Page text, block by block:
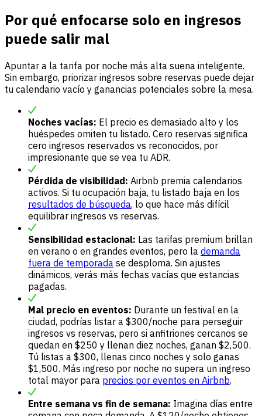
Por qué enfocarse solo en ingresos
puede salir mal
Apuntar a la tarifa por noche más alta suena inteligente.
Sin embargo, priorizar ingresos sobre reservas puede dejar
tu calendario vacío y ganancias potenciales sobre la mesa.
Noches vacías: El precio es demasiado alto y los
huéspedes omiten tu listado. Cero reservas significa
cero ingresos reservados vs reconocidos, por
impresionante que se vea tu ADR.
Pérdida de visibilidad: Airbnb premia calendarios
activos. Si tu ocupación baja, tu listado baja en los
resultados de búsqueda, lo que hace más difícil
equilibrar ingresos vs reservas.
Sensibilidad estacional: Las tarifas premium brillan
en verano o en grandes eventos, pero la demanda
fuera de temporada se desploma. Sin ajustes
dinámicos, verás más fechas vacías que estancias
pagadas.
Mal precio en eventos: Durante un festival en la
ciudad, podrías listar a $300/noche para perseguir
ingresos vs reservas, pero si anfitriones cercanos se
quedan en $250 y llenan diez noches, ganan $2,500.
Tú listas a $300, llenas cinco noches y solo ganas
$1,500. Más ingreso por noche no supera un ingreso
total mayor para precios por eventos en Airbnb.
Entre semana vs fin de semana: Imagina días entre